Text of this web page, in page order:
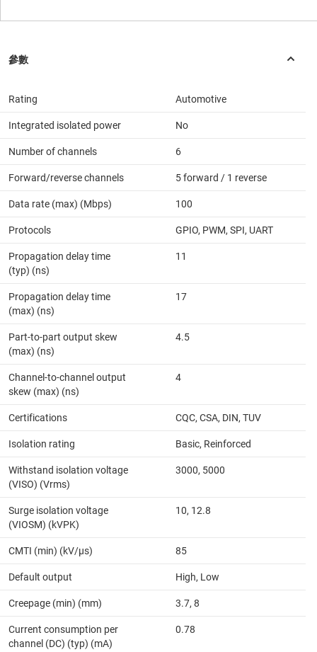
Rating Automotive
Integrated isolated power No
Number of channels 6
Forward/reverse channels 5 forward / 1 reverse
Data rate (max) (Mbps) 100
Protocols GPIO, PWM, SPI, UART
Propagation delay time
(typ) (ns)
11
Propagation delay time
(max) (ns)
17
Part-to-part output skew
(max) (ns)
4.5
Channel-to-channel output
skew (max) (ns)
4
Certifications CQC, CSA, DIN, TUV
Isolation rating Basic, Reinforced
Withstand isolation voltage
(VISO) (Vrms)
3000, 5000
Surge isolation voltage
(VIOSM) (kVPK)
10, 12.8
CMTI (min) (kV/µs) 85
Default output High, Low
Creepage (min) (mm) 3.7, 8
Current consumption per
channel (DC) (typ) (mA)
0.78